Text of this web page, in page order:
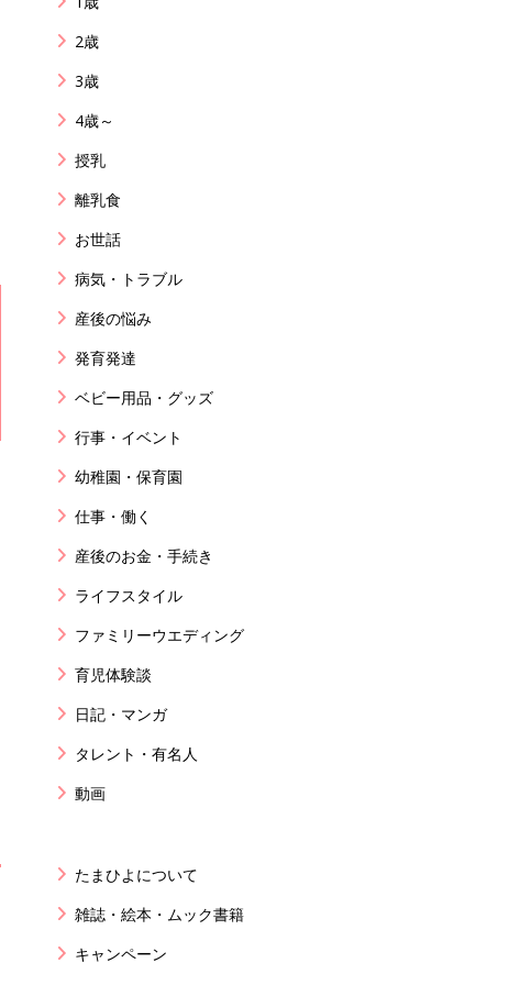
2歳
3歳
4歳～
授乳
離乳食
お世話
病気・トラブル
産後の悩み
発育発達
ベビー用品・グッズ
行事・イベント
幼稚園・保育園
仕事・働く
産後のお金・手続き
ライフスタイル
ファミリーウエディング
育児体験談
日記・マンガ
タレント・有名人
動画
たまひよについて
雑誌・絵本・ムック書籍
キャンペーン